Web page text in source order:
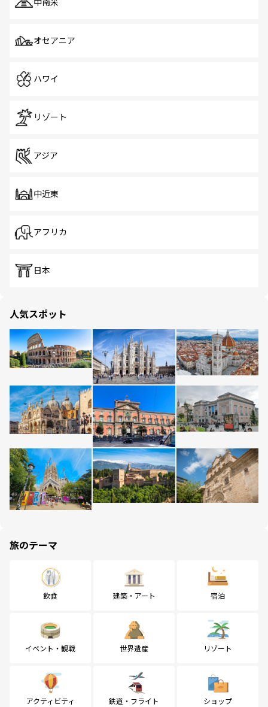
中南米
オセアニア
ハワイ
リゾート
アジア
中近東
アフリカ
日本
人気スポット
旅のテーマ
飲食 建築・アート 宿泊
イベント・観戦 世界遺産 リゾート
アクティビティ 鉄道・フライト ショップ